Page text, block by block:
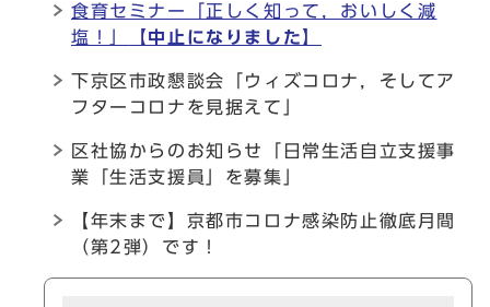
食育セミナー「正しく知って，おいしく減
塩！」
【中止になりました】
下京区市政懇談会「ウィズコロナ，そしてア
フターコロナを見据えて」
区社協からのお知らせ「日常生活自立支援事
業「生活支援員」を募集」
【年末まで】京都市コロナ感染防止徹底月間
（第2弾）です！